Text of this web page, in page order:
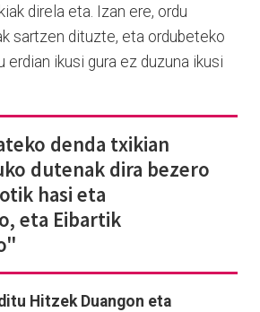
direla eta. Izan ere, ordu
sartzen dituzte, eta ordubeteko
erdian ikusi gura ez duzuna ikusi
denda txikian
dutenak dira bezero
hasi eta
eta Eibartik
Hitzek Duangon eta